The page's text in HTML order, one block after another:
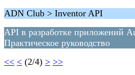
ADN Club > Inventor API
API в разработке приложений
Практическое руководство
<< < (2/4) > >>